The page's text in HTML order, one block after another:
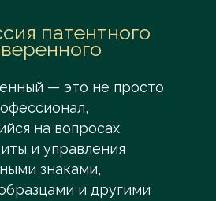
патентного
— это не просто
на вопросах
и управления
знаками,
и другими